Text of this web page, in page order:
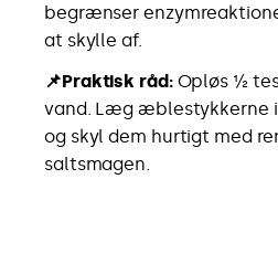
begrænser
at skylle af.
📌Praktisk råd:Opløs ½
vand. Læg æblestykkerne
og skyl dem hurtigt med
saltsmagen.